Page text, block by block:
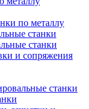
по металлу
станки
станки
и сопряжения
станки